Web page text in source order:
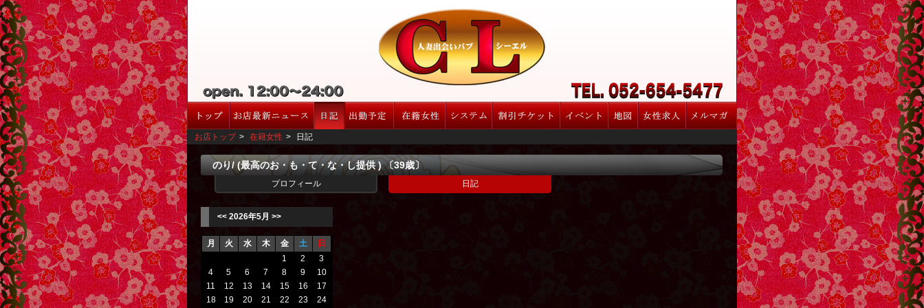
お店トップ > 在籍女性 > 日記
のり/ (最高のお・も・て・な・し提供 ) 〔39歳〕
プロフィール 日記
<< 2026年5月 >>
月 火 水 木 金 土
日
1
2
3
4
5 6 7 8 9
10
11
12 13 14 15 16
17
18
19 20 21 22 23 24